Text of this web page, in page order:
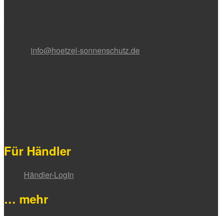
info@hoetzel-sonnenschutz.de
Für Händler
Händler-LogIn
… mehr